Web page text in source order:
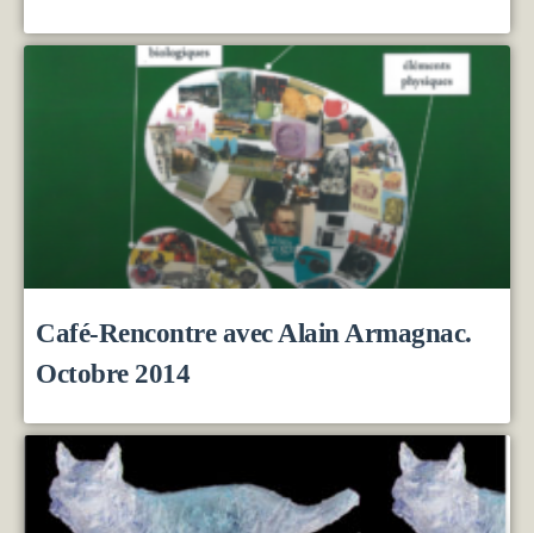
Café-Rencontre avec Alain Armagnac.
Octobre 2014